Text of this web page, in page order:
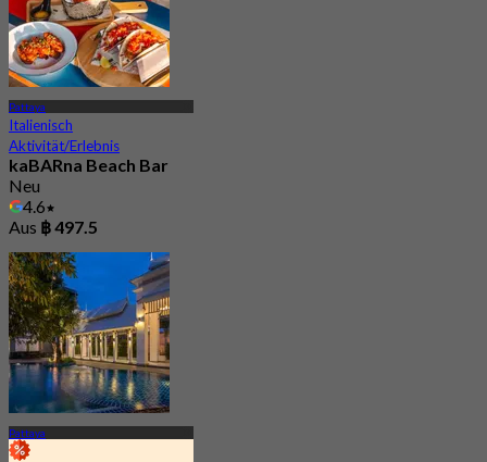
Pattaya
Italienisch
Aktivität/Erlebnis
kaBARna Beach Bar
Neu
4.6
Aus ฿ 497.5
Pattaya